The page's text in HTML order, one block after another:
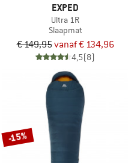
EXPED
Ultra 1R
Slaapmat
€ 149,95vanaf € 134,96
4,5(8)
-15%